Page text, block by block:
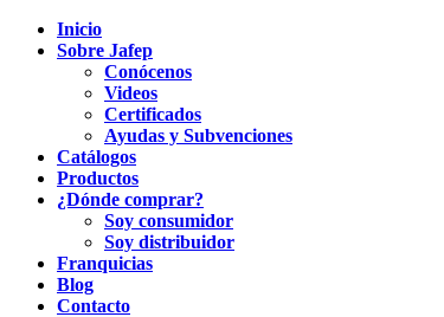
Inicio
Sobre Jafep
Conócenos
Videos
Certificados
Ayudas y Subvenciones
Catálogos
Productos
¿Dónde comprar?
Soy consumidor
Soy distribuidor
Franquicias
Blog
Contacto